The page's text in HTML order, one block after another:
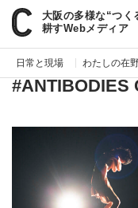
大阪の多様な“つく
耕すWebメディア
日常と現場 わたしの在
paperC タグ
#ANTIBODIES